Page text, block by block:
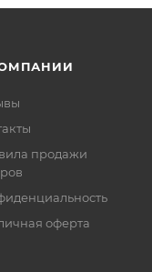
продажи
оферта